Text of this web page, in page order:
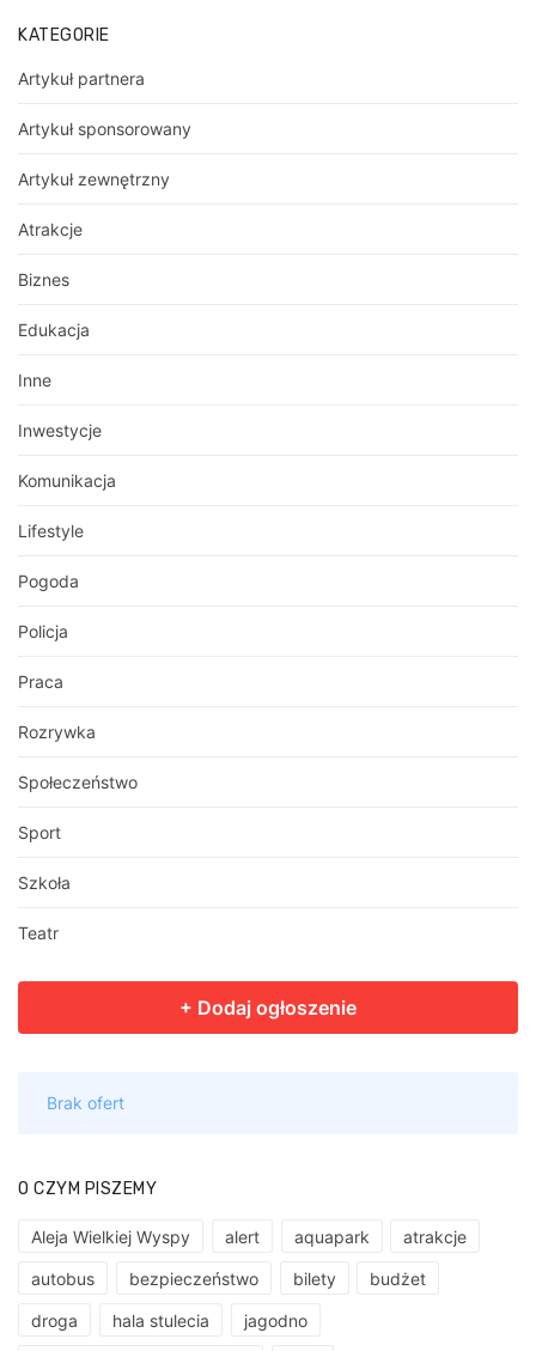
KATEGORIE
Artykuł partnera
Artykuł sponsorowany
Artykuł zewnętrzny
Atrakcje
Biznes
Edukacja
Inne
Inwestycje
Komunikacja
Lifestyle
Pogoda
Policja
Praca
Rozrywka
Społeczeństwo
Sport
Szkoła
Teatr
O CZYM PISZEMY
Aleja Wielkiej Wyspy alert aquapark atrakcje
autobus bezpieczeństwo bilety budżet
droga hala stulecia jagodno